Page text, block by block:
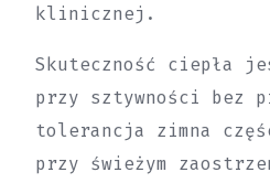
klinicznej.
Skuteczność ciepła
przy sztywności bez
tolerancja zimna
przy świeżym